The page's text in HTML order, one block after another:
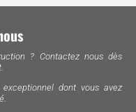
? Contactez nous dès
exceptionnel dont vous avez